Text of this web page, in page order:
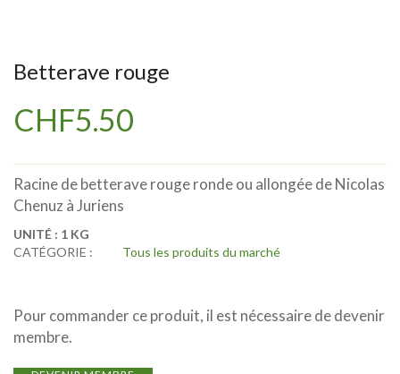
Betterave rouge
CHF5.50
Racine de betterave rouge ronde ou allongée de Nicolas
Chenuz à Juriens
UNITÉ : 1 KG
CATÉGORIE :
Tous les produits du marché
Pour commander ce produit, il est nécessaire de devenir
membre.